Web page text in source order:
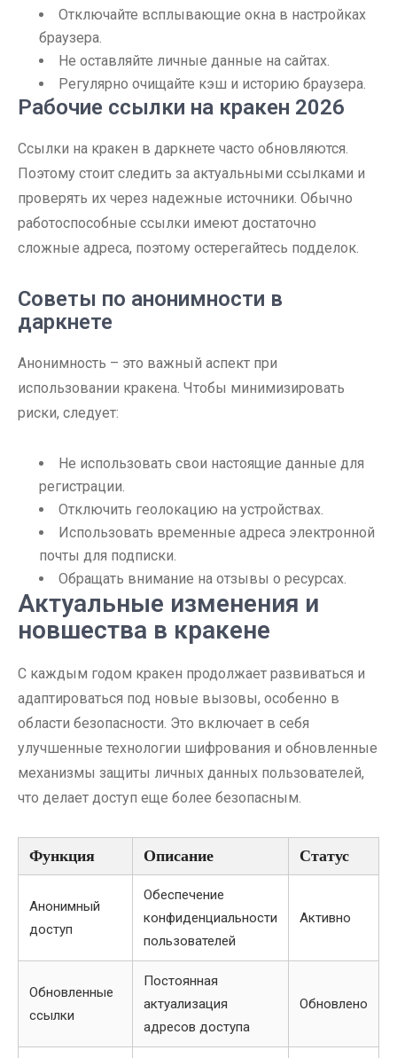
Отключайте всплывающие окна в настройках
браузера.
Не оставляйте личные данные на сайтах.
Регулярно очищайте кэш и историю браузера.
Рабочие ссылки на кракен 2026
Ссылки на кракен в даркнете часто обновляются.
Поэтому стоит следить за актуальными ссылками и
проверять их через надежные источники. Обычно
работоспособные ссылки имеют достаточно
сложные адреса, поэтому остерегайтесь подделок.
Советы по анонимности в
даркнете
Анонимность – это важный аспект при
использовании кракена. Чтобы минимизировать
риски, следует:
Не использовать свои настоящие данные для
регистрации.
Отключить геолокацию на устройствах.
Использовать временные адреса электронной
почты для подписки.
Обращать внимание на отзывы о ресурсах.
Актуальные изменения и
новшества в кракене
С каждым годом кракен продолжает развиваться и
адаптироваться под новые вызовы, особенно в
области безопасности. Это включает в себя
улучшенные технологии шифрования и обновленные
механизмы защиты личных данных пользователей,
что делает доступ еще более безопасным.
Функция Описание Статус
Анонимный
доступ
Обеспечение
конфиденциальности
пользователей
Активно
Обновленные
ссылки
Постоянная
актуализация
адресов доступа
Обновлено